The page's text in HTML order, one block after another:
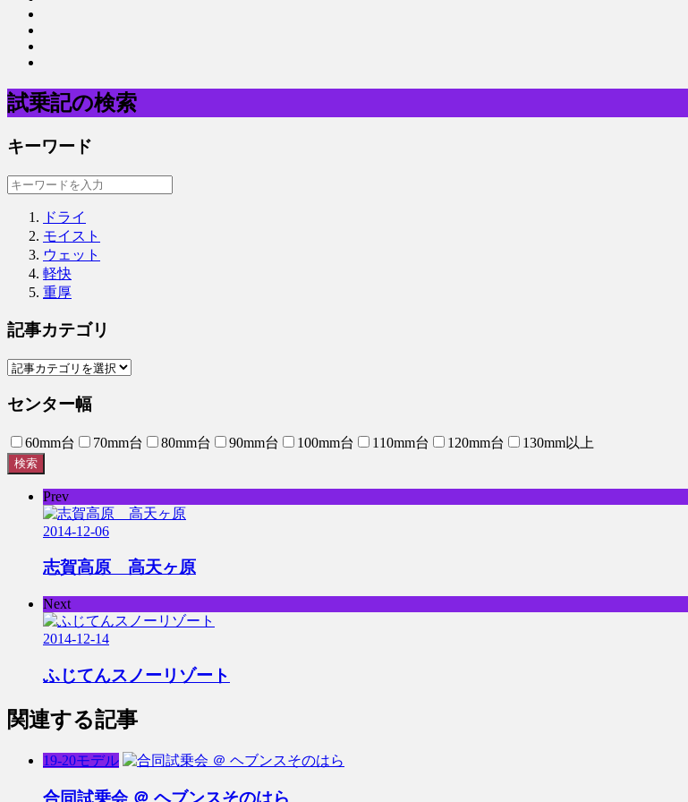
試乗記の検索
キーワード
ドライ
モイスト
ウェット
軽快
重厚
記事カテゴリ
センター幅
60mm台 70mm台 80mm台 90mm台 100mm台 110mm台 120mm台 130mm以上
検索
Prev
2014-12-06
志賀高原 高天ヶ原
Next
2014-12-14
ふじてんスノーリゾート
関連する記事
19-20モデル
合同試乗会 ＠ ヘブンスそのはら